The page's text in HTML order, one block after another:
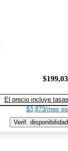
El precio incluye tasas
$3,873/mes
Verif. disponibilidad